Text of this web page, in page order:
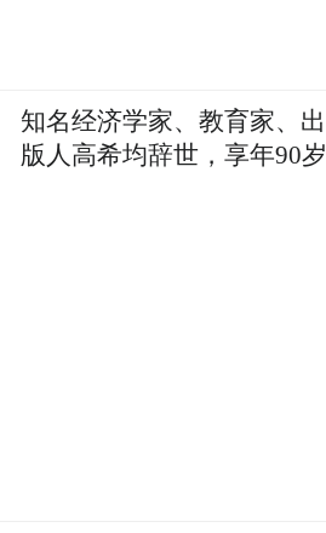
知名经济学家、教育家、出
版人高希均辞世，享年90岁